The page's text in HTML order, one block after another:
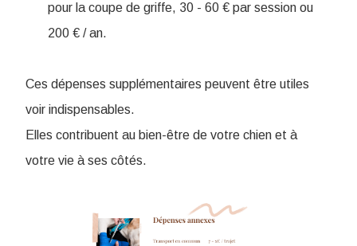
pour la coupe de griffe, 30 - 60 € par session ou
200 € / an.
Ces dépenses supplémentaires peuvent être utiles
voir indispensables.
Elles contribuent au bien-être de votre chien et à
votre vie à ses côtés.